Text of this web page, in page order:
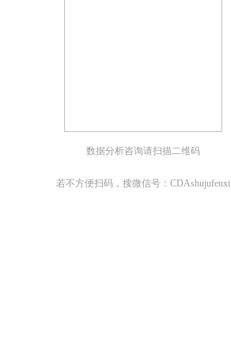
数据分析咨询请扫描二维码
若不方便扫码，搜微信号：CDAshujufenxi